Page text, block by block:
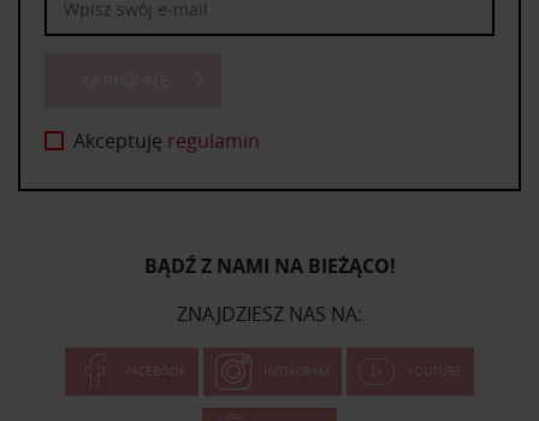
Akceptuję regulamin
BĄDŹ Z NAMI NA BIEŻĄCO!
ZNAJDZIESZ NAS NA:
FACEBOOK INSTAGRAM YOUTUBE